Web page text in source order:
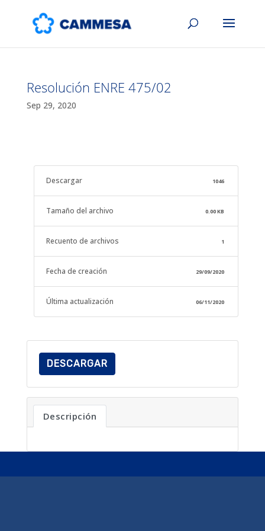
Resolución ENRE 475/02
Sep 29, 2020
Descargar 1046
Tamaño del archivo 0.00 KB
Recuento de archivos 1
Fecha de creación 29/09/2020
Última actualización 06/11/2020
DESCARGAR
Descripción